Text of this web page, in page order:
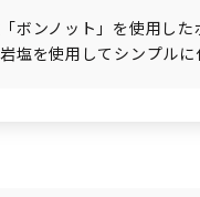
ボンノット」を使用した
塩を使用してシンプルに